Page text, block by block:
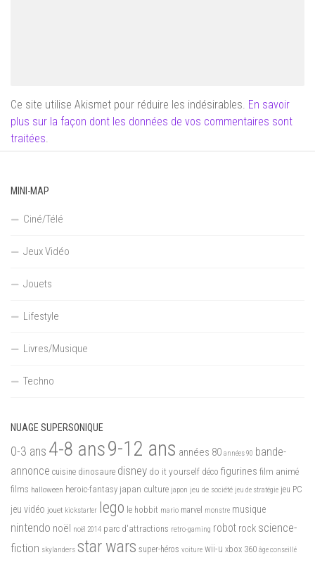
Ce site utilise Akismet pour réduire les indésirables. En savoir
plus sur la façon dont les données de vos commentaires sont
traitées.
MINI-MAP
Ciné/Télé
Jeux Vidéo
Jouets
Lifestyle
Livres/Musique
Techno
NUAGE SUPERSONIQUE
0-3 ans 4-8 ans9-12 ans années 80 années 90 bande-
annonce cuisine dinosaure disney do it yourself déco figurines film animé
films halloween heroic-fantasy japan culture japon jeu de société jeu de stratégie jeu PC
jeu vidéo jouet kickstarter lego le hobbit mario marvel monstre musique
nintendo noël noël 2014 parc d'attractions retro-gaming robot rock science-
fiction skylanders star wars super-héros voiture wii-u xbox 360 âge conseillé